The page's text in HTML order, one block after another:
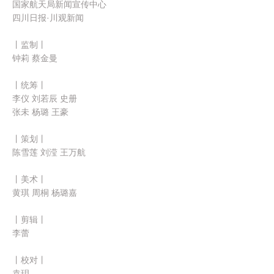
国家航天局新闻宣传中心
四川日报·川观新闻
丨监制丨
钟莉 蔡金曼
丨统筹丨
李仪 刘若辰 史册
张未 杨璐 王豪
丨策划丨
陈雪莲 刘滢 王万航
丨美术丨
黄琪 周桐 杨璐嘉
丨剪辑丨
李蕾
丨校对丨